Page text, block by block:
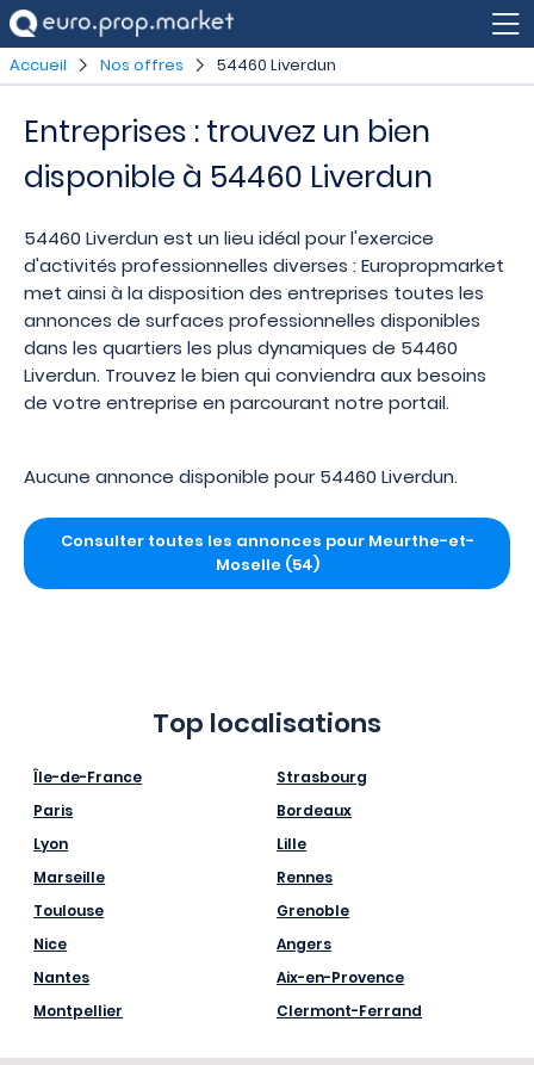
Accueil Nos offres 54460 Liverdun
Entreprises : trouvez un bien
disponible à 54460 Liverdun
54460 Liverdun est un lieu idéal pour l'exercice
d'activités professionnelles diverses : Europropmarket
met ainsi à la disposition des entreprises toutes les
annonces de surfaces professionnelles disponibles
dans les quartiers les plus dynamiques de 54460
Liverdun. Trouvez le bien qui conviendra aux besoins
de votre entreprise en parcourant notre portail.
Aucune annonce disponible pour 54460 Liverdun.
Consulter toutes les annonces pour Meurthe-et-
Moselle (54)
Top localisations
Île-de-France
Paris
Lyon
Marseille
Toulouse
Nice
Nantes
Montpellier
Strasbourg
Bordeaux
Lille
Rennes
Grenoble
Angers
Aix-en-Provence
Clermont-Ferrand